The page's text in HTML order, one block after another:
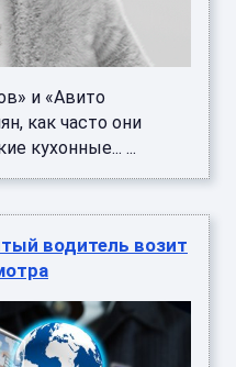
и «Авито
как часто они
кухонные... ...
водитель возит